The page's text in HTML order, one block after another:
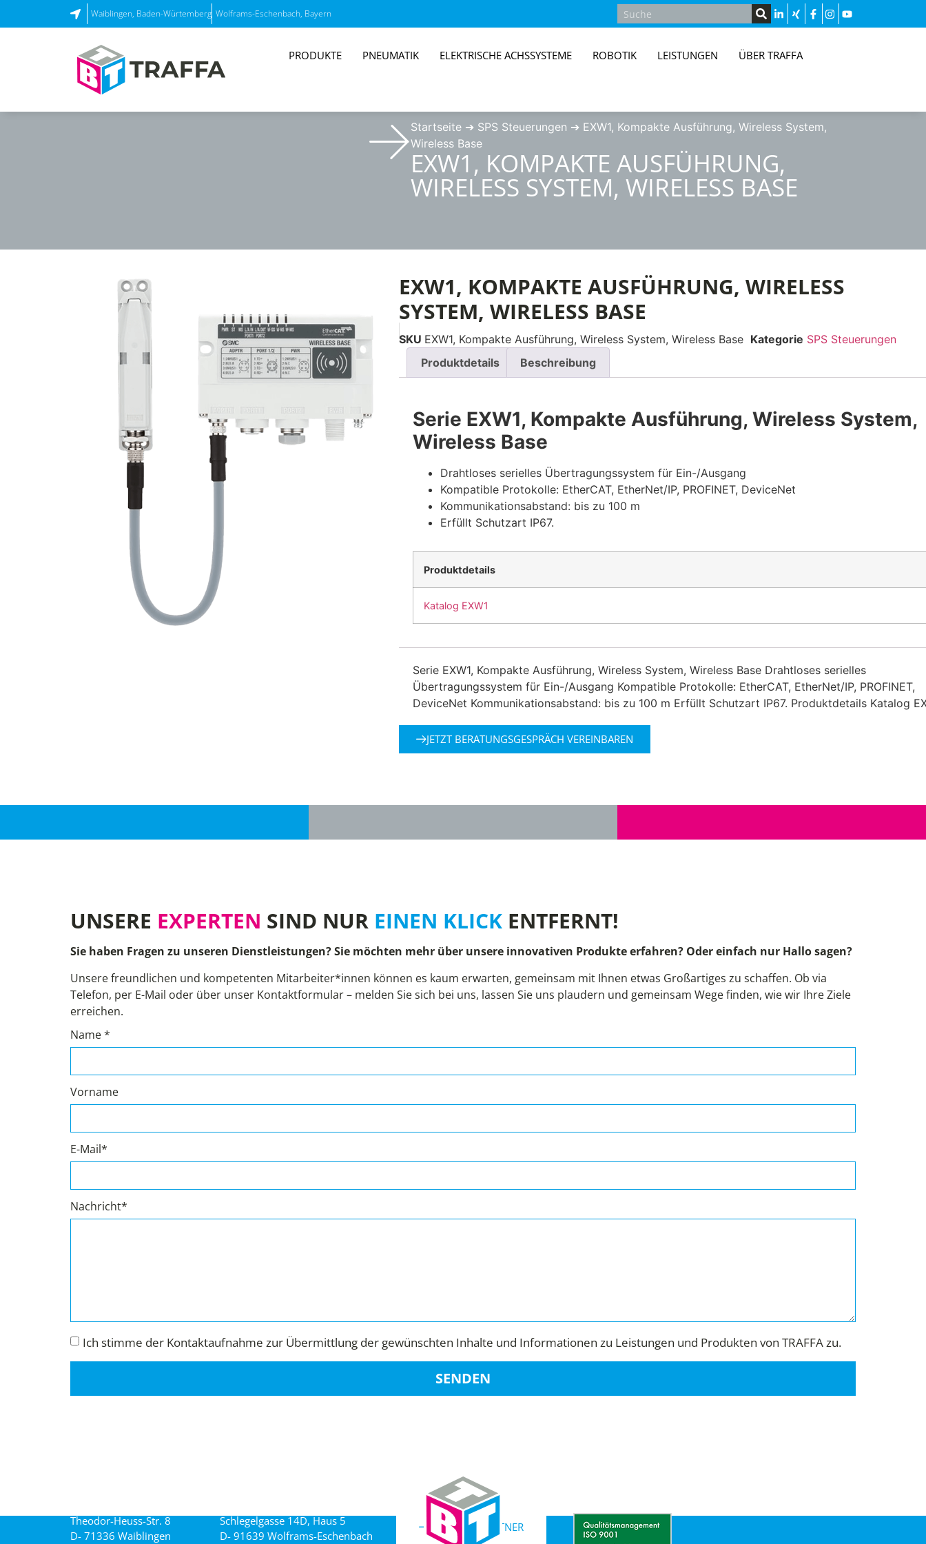
Waiblingen, Baden-Würtemberg Wolframs-Eschenbach, Bayern
PRODUKTE PNEUMATIK ELEKTRISCHE ACHSSYSTEME ROBOTIK LEISTUNGEN ÜBER TRAFFA
Startseite➔ SPS Steuerungen ➔ EXW1, Kompakte Ausführung, Wireless System,
Wireless Base
EXW1, KOMPAKTE AUSFÜHRUNG,
WIRELESS SYSTEM, WIRELESS BASE
EXW1, KOMPAKTE AUSFÜHRUNG, WIRELESS
SYSTEM, WIRELESS BASE
SKU EXW1, Kompakte Ausführung, Wireless System, Wireless Base Kategorie SPS Steuerungen
Produktdetails
Beschreibung
Serie EXW1, Kompakte Ausführung, Wireless System,
Wireless Base
Drahtloses serielles Übertragungssystem für Ein-/Ausgang
Kompatible Protokolle: EtherCAT, EtherNet/IP, PROFINET, DeviceNet
Kommunikationsabstand: bis zu 100 m
Erfüllt Schutzart IP67.
Produktdetails
Katalog EXW1
Serie EXW1, Kompakte Ausführung, Wireless System, Wireless Base Drahtloses serielles
Übertragungssystem für Ein-/Ausgang Kompatible Protokolle: EtherCAT, EtherNet/IP, PROFINET,
DeviceNet Kommunikationsabstand: bis zu 100 m Erfüllt Schutzart IP67. Produktdetails Katalog
JETZT BERATUNGSGESPRÄCH VEREINBAREN
UNSERE EXPERTEN SIND NUR EINEN KLICK ENTFERNT!
Sie haben Fragen zu unseren Dienstleistungen? Sie möchten mehr über unsere innovativen Produkte erfahren? Oder einfach nur Hallo sagen?
Unsere freundlichen und kompetenten Mitarbeiter*innen können es kaum erwarten, gemeinsam mit Ihnen etwas Großartiges zu schaffen. Ob via
Telefon, per E-Mail oder über unser Kontaktformular – melden Sie sich bei uns, lassen Sie uns plaudern und gemeinsam Wege finden, wie wir Ihre Ziele
erreichen.
Name *
Vorname
E-Mail*
Nachricht*
Ich stimme der Kontaktaufnahme zur Übermittlung der gewünschten Inhalte und Informationen zu Leistungen und Produkten von TRAFFA zu.
SENDEN
Theodor-Heuss-Str. 8
D- 71336 Waiblingen
Schlegelgasse 14D, Haus 5
D- 91639 Wolframs-Eschenbach
ANSPRECHPARTNER